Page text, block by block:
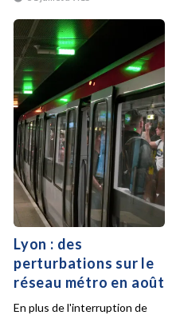
Lyon : des
perturbations sur le
réseau métro en août
En plus de l'interruption de